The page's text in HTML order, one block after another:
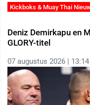
Kickboks & Muay Thai
Deniz Demirkapu en
GLORY-titel
07 augustus 2026 | 13:14